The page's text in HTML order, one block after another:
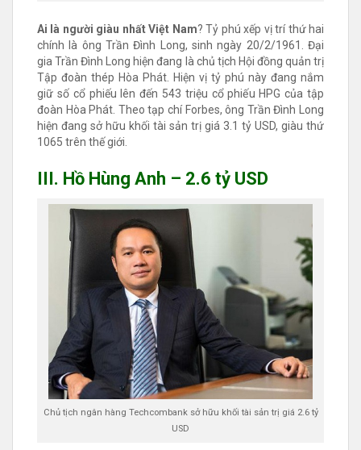
Ai là người giàu nhất Việt Nam? Tỷ phú xếp vị trí thứ hai
chính là ông Trần Đình Long, sinh ngày 20/2/1961. Đại
gia Trần Đình Long hiện đang là chủ tịch Hội đồng quản trị
Tập đoàn thép Hòa Phát. Hiện vị tỷ phú này đang nắm
giữ số cổ phiếu lên đến 543 triệu cổ phiếu HPG của tập
đoàn Hòa Phát. Theo tạp chí Forbes, ông Trần Đình Long
hiện đang sở hữu khối tài sản trị giá 3.1 tỷ USD, giàu thứ
1065 trên thế giới.
III. Hồ Hùng Anh – 2.6 tỷ USD
Chủ tịch ngân hàng Techcombank sở hữu khối tài sản trị giá 2.6 tỷ
USD